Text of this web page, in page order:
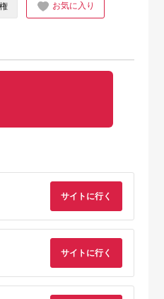
お気に入り
サイトに行く
サイトに行く